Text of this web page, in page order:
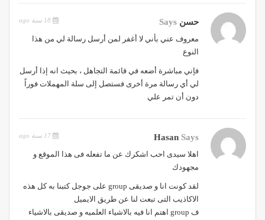
حسن Says
معروف عني بأني لا أغفر لمن أرسل رسالة لي من هذا
النوع
فإني مباشرة أضعه في قائمة التجاهل ، بحيث انه إذا أرسل
لي أي رسالة مرة أخرى فستصل إلى سلة المهملات فوراً
دون أن تمر علي
Hasan Says
اهلا سيدى احب اشكرك عن ما تفعله فى هذا الموقع و
مجهودك
لقد كونت انا و صديقى group على جوجل كتبنا به كل هذه
الاكاذيب التى تبعت لنا عن طريق الايميل
ف group اهتم انا فيه بالاشياء العلميه و صديقى بالاشياء